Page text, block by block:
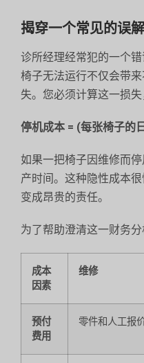
揭穿一个常见的误
诊所经理经常犯的一个错
椅子无法运行不仅会带
失。您必须计算这一损失
停机成本 = (每张椅子的
如果一把椅子因维修而
产时间。这种隐性成本
变成昂贵的责任。
为了帮助澄清这一财务
成本
因素
维修
预付
费用
零件和人工报